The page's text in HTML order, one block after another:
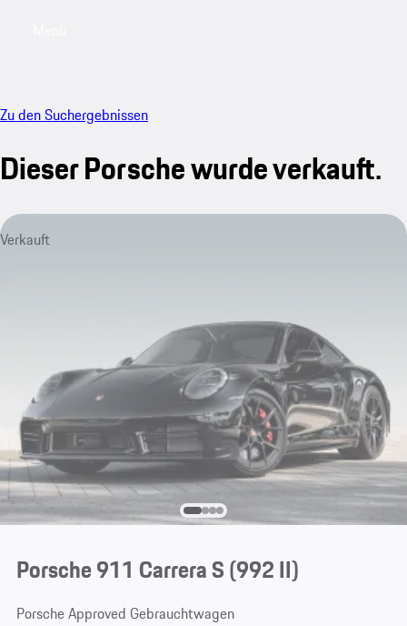
Zu den Suchergebnissen
Dieser Porsche wurde verkauft.
Verkauft
Porsche 911 Carrera S(992 II)
Porsche Approved Gebrauchtwagen